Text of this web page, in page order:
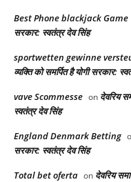
Best Phone blackjack Game
सरकार: स्वतंत्र देव सिंह
sportwetten gewinne
व्यक्ति को समर्पित है योगी सरकार:
vave Scommesse on देवरिय
स्वतंत्र देव सिंह
England Denmark Betting
सरकार: स्वतंत्र देव सिंह
Total bet oferta on देवरिय